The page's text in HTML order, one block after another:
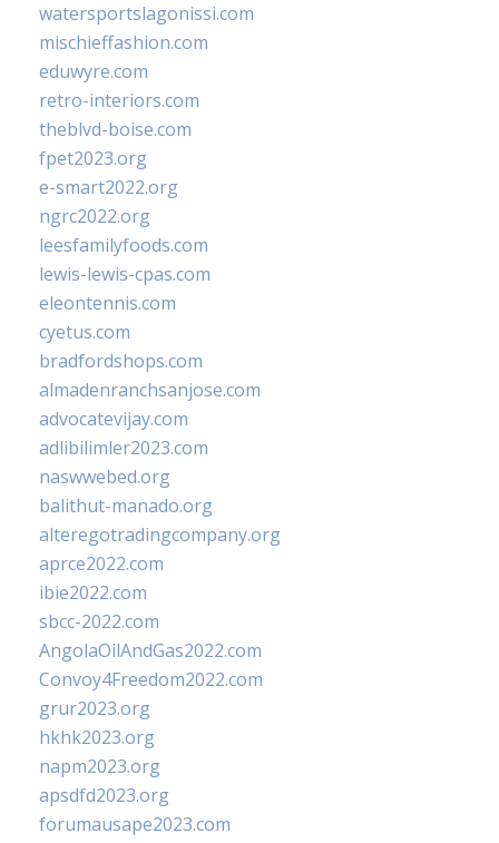
watersportslagonissi.com
mischieffashion.com
eduwyre.com
retro-interiors.com
theblvd-boise.com
fpet2023.org
e-smart2022.org
ngrc2022.org
leesfamilyfoods.com
lewis-lewis-cpas.com
eleontennis.com
cyetus.com
bradfordshops.com
almadenranchsanjose.com
advocatevijay.com
adlibilimler2023.com
naswwebed.org
balithut-manado.org
alteregotradingcompany.org
aprce2022.com
ibie2022.com
sbcc-2022.com
AngolaOilAndGas2022.com
Convoy4Freedom2022.com
grur2023.org
hkhk2023.org
napm2023.org
apsdfd2023.org
forumausape2023.com